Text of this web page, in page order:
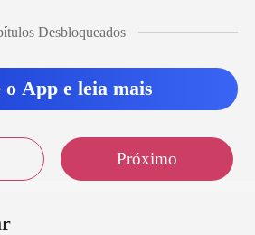
surgira
Desbloqueados
o App e leia mais
Próximo